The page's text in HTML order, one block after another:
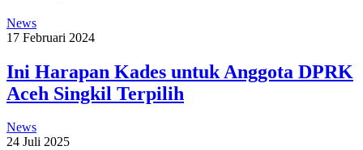
News
17 Februari 2024
Ini Harapan Kades untuk Anggota DPRK
Aceh Singkil Terpilih
News
24 Juli 2025